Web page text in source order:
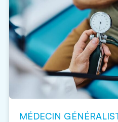
MÉDECIN